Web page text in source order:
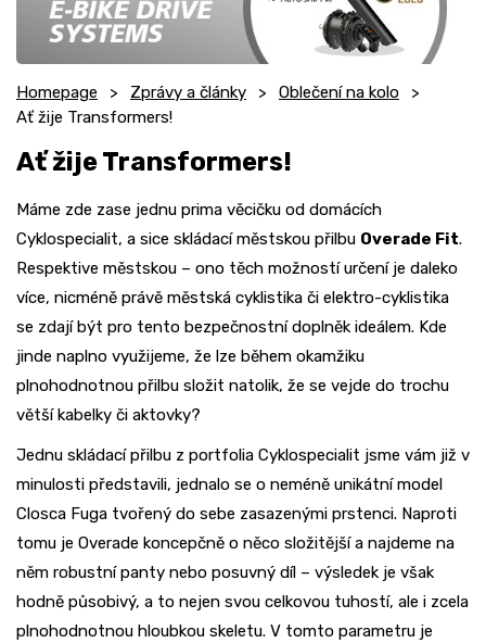
Homepage Zprávy a články
Oblečení na kolo
Ať žije Transformers!
Ať žije Transformers!
Máme zde zase jednu prima věcičku od domácích
Cyklospecialit, a sice skládací městskou přilbu Overade Fit.
Respektive městskou – ono těch možností určení je daleko
více, nicméně právě městská cyklistika či elektro-cyklistika
se zdají být pro tento bezpečnostní doplněk ideálem. Kde
jinde naplno využijeme, že lze během okamžiku
plnohodnotnou přilbu složit natolik, že se vejde do trochu
větší kabelky či aktovky?
Jednu skládací přilbu z portfolia Cyklospecialit jsme vám již v
minulosti představili, jednalo se o neméně unikátní model
Closca Fuga tvořený do sebe zasazenými prstenci. Naproti
tomu je Overade koncepčně o něco složitější a najdeme na
něm robustní panty nebo posuvný díl – výsledek je však
hodně působivý, a to nejen svou celkovou tuhostí, ale i zcela
plnohodnotnou hloubkou skeletu. V tomto parametru je